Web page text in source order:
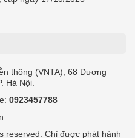
thông (VNTA), 68 Dương
Hà Nội.
0923457788
reserved. Chỉ được phát hành